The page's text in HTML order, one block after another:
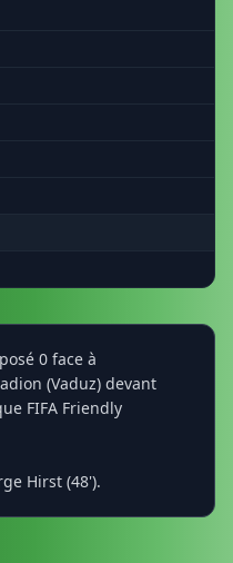
0 face à
(Vaduz) devant
FIFA Friendly
Hirst (48').